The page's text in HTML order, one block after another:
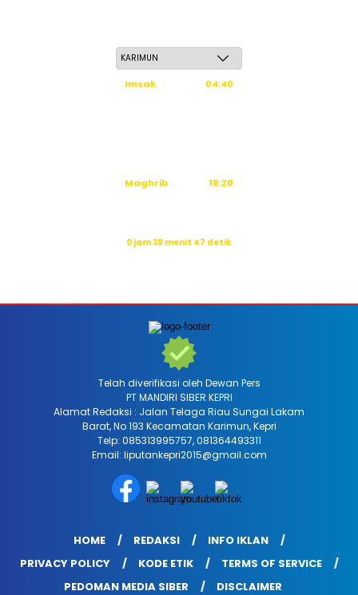
Imsak
04:40
Maghrib
18:20
0 jam 38 menit 45 detik
Telah diverifikasi oleh Dewan Pers
PT MANDIRI SIBER KEPRI
Alamat Redaksi : Jalan Telaga Riau Sungai Lakam
Barat, No 193 Kecamatan Karimun, Kepri
Telp: 085313995757, 081364493311
Email: liputankepri2015@gmail.com
HOME REDAKSI
INFO IKLAN
PRIVACY POLICY
KODE ETIK
TERMS OF SERVICE
PEDOMAN MEDIA SIBER
DISCLAIMER